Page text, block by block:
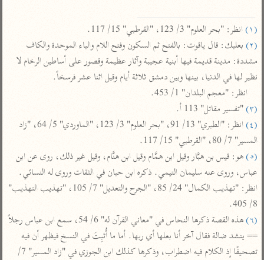
منتقاة
تفسير ابن القيم
تفسير ابن تيمية
عامّة
تفسير السمعاني
تفسير مكّي
محاسن التأويل
للقاسمي
تفسير الثعالبي
تفسير السمرقندي
تفسير الثعلبي
أضواء البيان
نظم الدرر للبقاعي
لغة وبلاغة
التحرير والتنوير
المحرر الوجيز لابن
عطية
البحر المحيط لأبي
حيان
البسيط للواحدي
الكشاف للزمخشري
جامع البيان للإيجي
تفسير البيضاوي
تفسير النسفي
تفسير ابن أبي زمنين
آثار
موسوعة التفسير
المأثور
تفسير ابن أبي حاتم
تفسير مقاتل
(١)
انظر: "بحر العلوم" 3/ 123، "القرطبي" 15/ 117.
(٢)
نظير لها في الدنيا، بينها وبين دمشق ثلاثة أيام وقيل اثنا عشر فرسخاً.
انظر: "معجم البلدان" 1/ 453.
(٣)
"تفسير مقاتل" 113 أ.
(٤)
المسير" 7/ 80، "القرطبي" 15/ 117.
(٥)
8/ 405.
(٦)
هذه القصة ذكرها النحاس في "معاني القرآن له" 6/ 54، سمع ابن عباس رجلاً